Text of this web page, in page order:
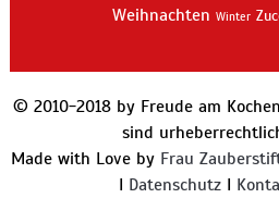
Weihnachten Winter
© 2010-2018 by Freude am
sind
Made with Love by Frau
I Datenschutz I